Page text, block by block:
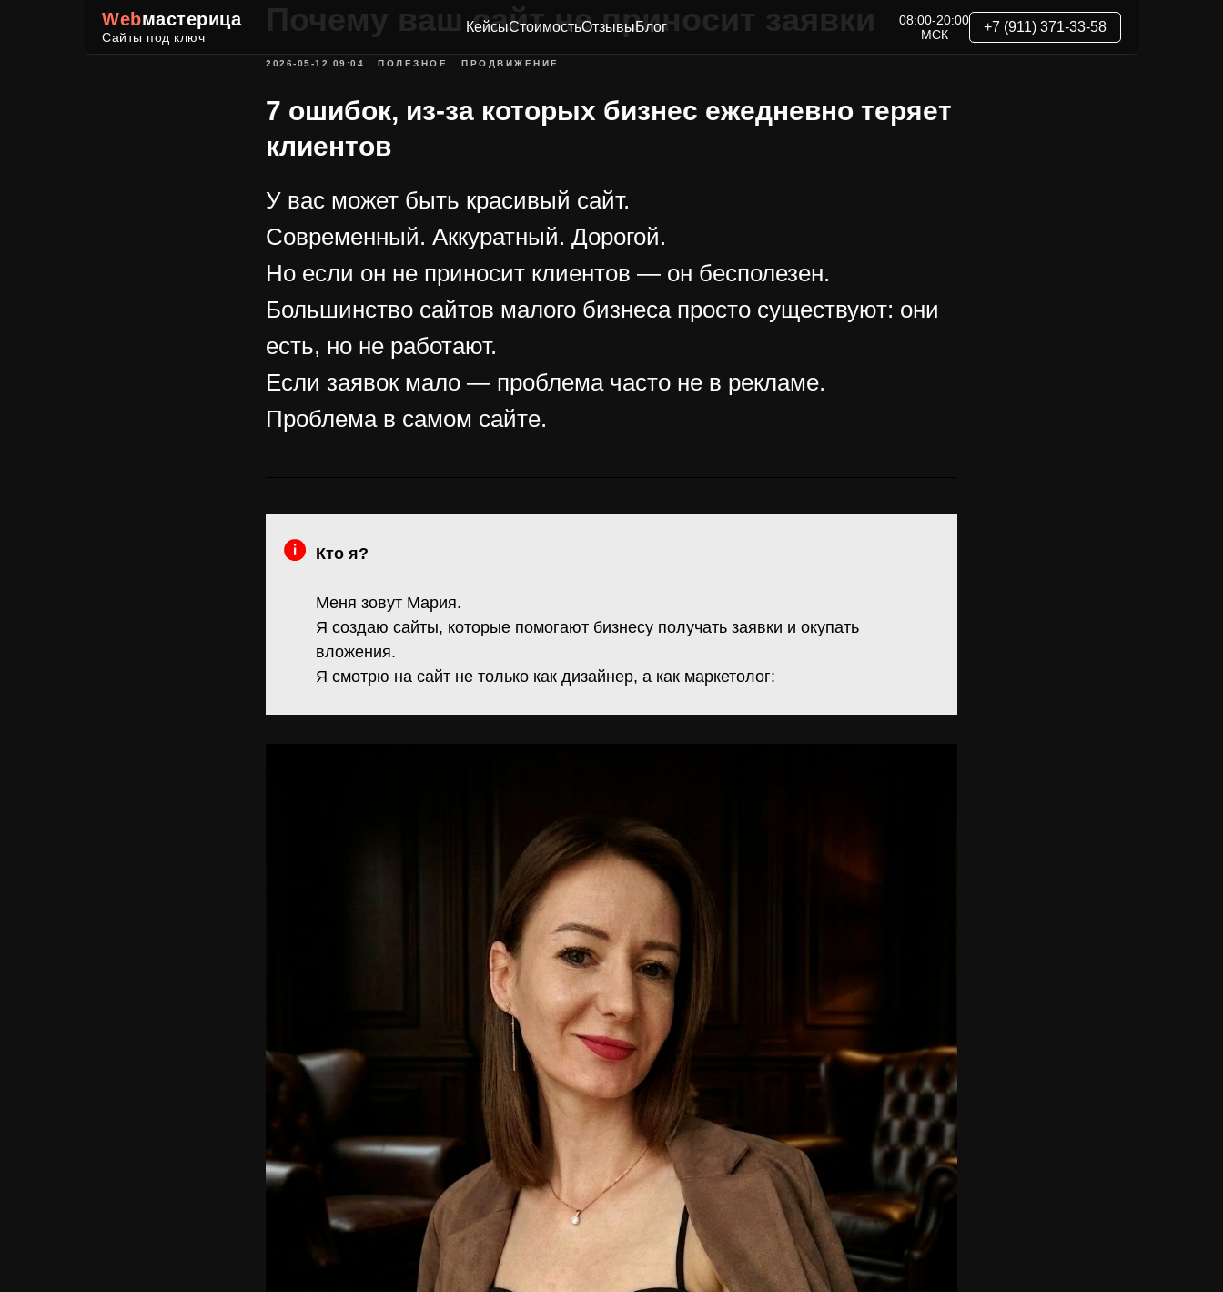
Webмастерица
Сайты под ключ
КейсыСтоимостьОтзывыБлог
08:00-20:00
МСК
+7 (911) 371-33-58
Почему ваш сайт не приносит заявки
2026-05-12 09:04 ПОЛЕЗНОЕ ПРОДВИЖЕНИЕ
7 ошибок, из-за которых бизнес ежедневно теряет
клиентов
У вас может быть красивый сайт.
Современный. Аккуратный. Дорогой.
Но если он не приносит клиентов — он бесполезен.
Большинство сайтов малого бизнеса просто существуют: они
есть, но не работают.
Если заявок мало — проблема часто не в рекламе.
Проблема в самом сайте.
Кто я?
Меня зовут Мария.
Я создаю сайты, которые помогают бизнесу получать заявки и окупать
вложения.
Я смотрю на сайт не только как дизайнер, а как маркетолог: